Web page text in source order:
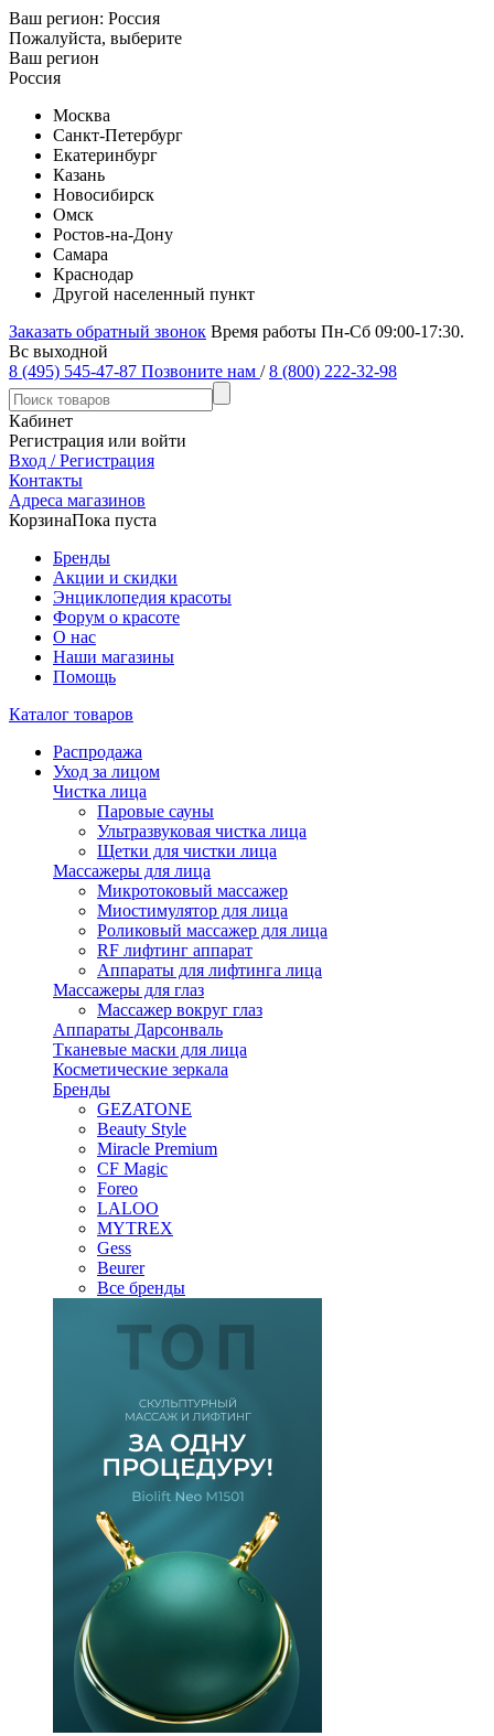
Ваш регион: Россия
Пожалуйста, выберите
Ваш регион
Россия
Москва
Санкт-Петербург
Екатеринбург
Казань
Новосибирск
Омск
Ростов-на-Дону
Самара
Краснодар
Другой населенный пункт
Заказать обратный звонок Время работы Пн-Сб 09:00-17:30.
Вс выходной
8 (495) 545-47-87 Позвоните нам / 8 (800) 222-32-98
Кабинет
Регистрация или войти
Вход / Регистрация
Контакты
Адреса магазинов
КорзинаПока пуста
Бренды
Акции и скидки
Энциклопедия красоты
Форум о красоте
О нас
Наши магазины
Помощь
Каталог товаров
Распродажа
Уход за лицом
Чистка лица
Паровые сауны
Ультразвуковая чистка лица
Щетки для чистки лица
Массажеры для лица
Микротоковый массажер
Миостимулятор для лица
Роликовый массажер для лица
RF лифтинг аппарат
Аппараты для лифтинга лица
Массажеры для глаз
Массажер вокруг глаз
Аппараты Дарсонваль
Тканевые маски для лица
Косметические зеркала
Бренды
GEZATONE
Beauty Style
Miracle Premium
CF Magic
Foreo
LALOO
MYTREX
Gess
Beurer
Все бренды